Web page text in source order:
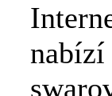
nabízí